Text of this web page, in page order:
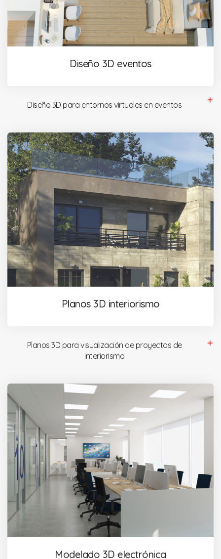
Diseño 3D eventos
Diseño 3D para entornos virtuales en eventos
Planos 3D interiorismo
Planos 3D para visualización de proyectos de
interiorismo
Modelado 3D electrónica